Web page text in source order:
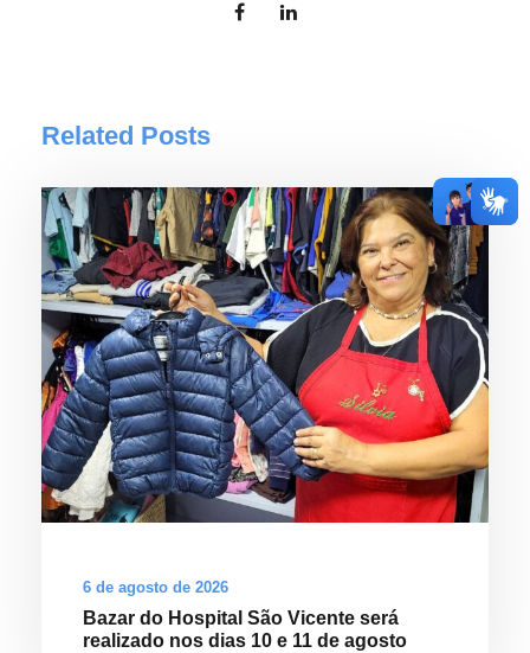
Related Posts
6 de agosto de 2026
Bazar do Hospital São Vicente será
realizado nos dias 10 e 11 de agosto